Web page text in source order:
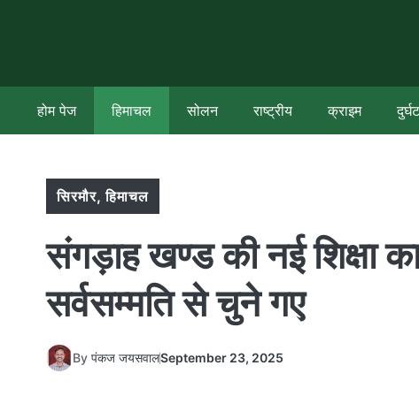
होम पेज हिमाचल सोलन राष्ट्रीय क्राइम
सिरमौर,हिमाचल
संगड़ाह खण्ड की नई शिक्षा
सर्वसम्मति से चुने गए
By पंकज जयसवालSeptember 23, 2025